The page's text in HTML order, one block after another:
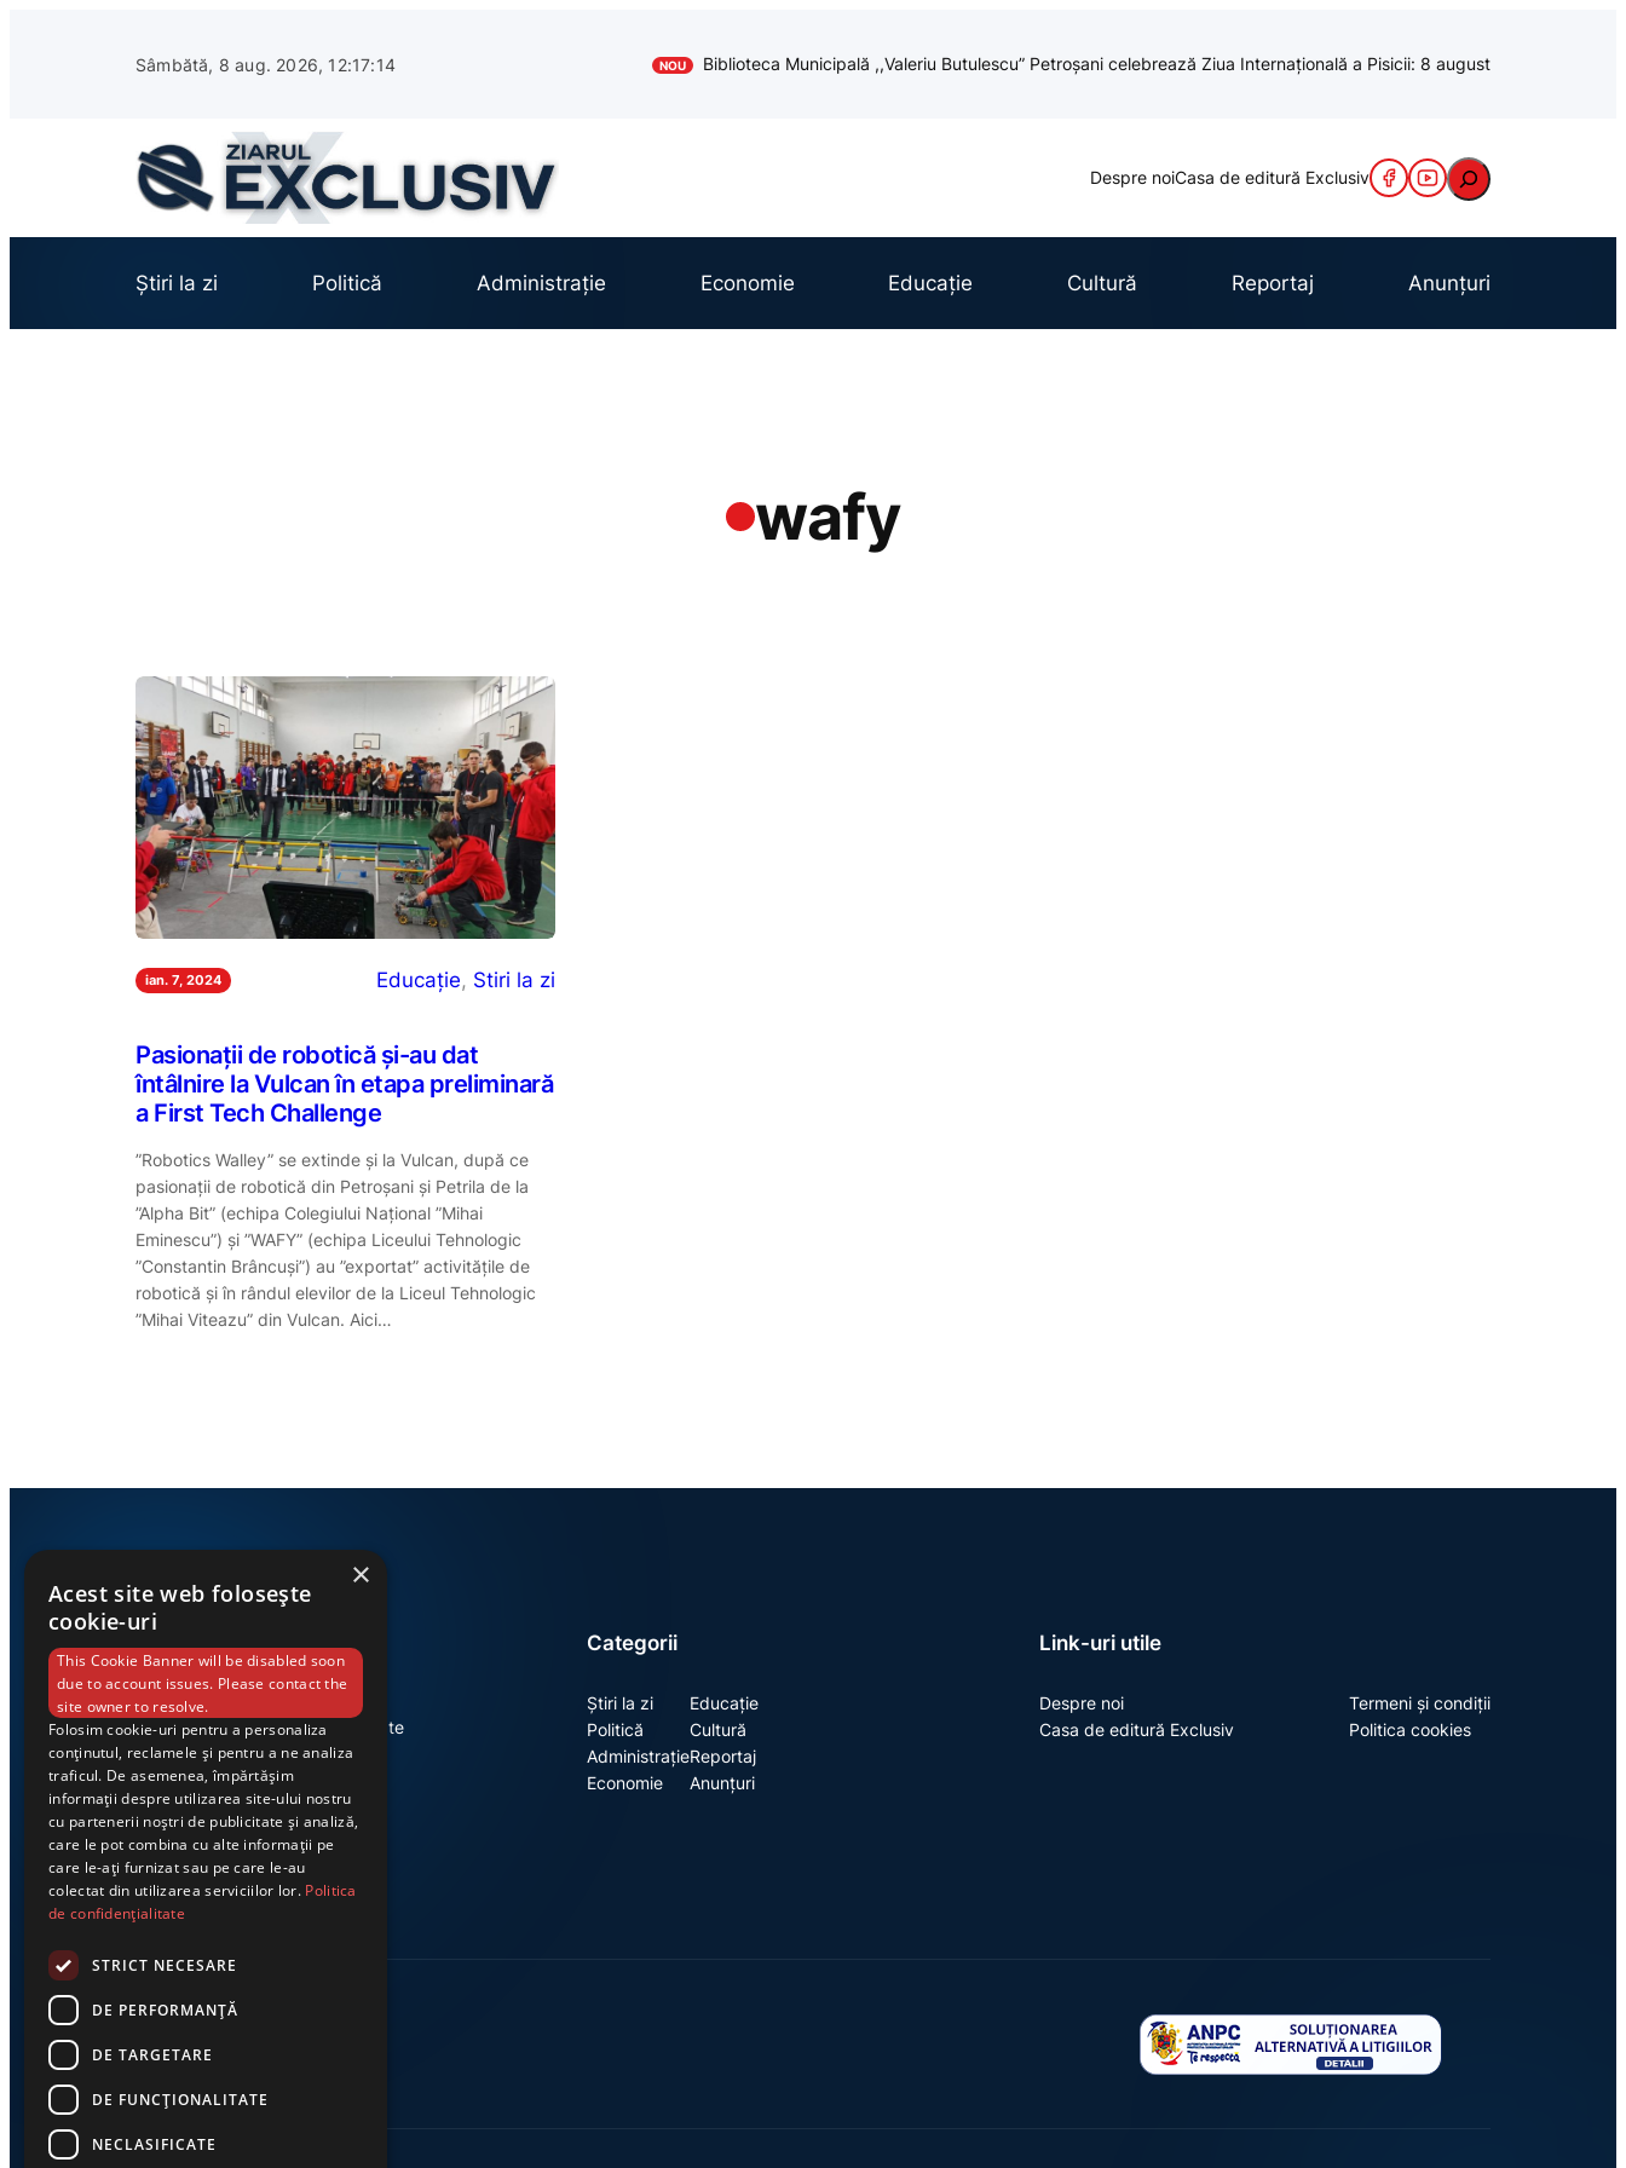
Sâmbătă, 8 aug. 2026, 12:17:15 NOU Biblioteca Municipală ,,Valeriu Butulescu” Petroșani celebrează Ziua Internațională a Pisicii: 8 august
Despre noiCasa de editură Exclusiv Caută
Știri la zi Politică Administrație Economie Educație Cultură Reportaj Anunțuri
wafy
ian. 7, 2024 Educație, Stiri la zi
Pasionații de robotică și-au dat
întâlnire la Vulcan în etapa preliminară
a First Tech Challenge
”Robotics Walley” se extinde și la Vulcan, după ce
pasionații de robotică din Petroșani și Petrila de la
”Alpha Bit” (echipa Colegiului Național ”Mihai
Eminescu”) și ”WAFY” (echipa Liceului Tehnologic
”Constantin Brâncuși”) au ”exportat” activitățile de
robotică și în rândul elevilor de la Liceul Tehnologic
”Mihai Viteazu” din Vulcan. Aici…
Știri din Valea Jiului, prezentate
corect și la timp. Ziarul Exclusiv te
conectează zi de zi la cele mai
importante evenimente din
regiune.
Categorii
Știri la zi
Politică
Administrație
Economie
Educație
Cultură
Reportaj
Anunțuri
Link-uri utile
Despre noi
Casa de editură Exclusiv
Termeni și condiții
Politica cookies
×
Acest site web folosește
cookie-uri
This Cookie Banner will be disabled soon
due to account issues. Please contact the
site owner to resolve.
Folosim cookie-uri pentru a personaliza
conținutul, reclamele și pentru a ne analiza
traficul. De asemenea, împărtășim
informații despre utilizarea site-ului nostru
cu partenerii noștri de publicitate și analiză,
care le pot combina cu alte informații pe
care le-ați furnizat sau pe care le-au
colectat din utilizarea serviciilor lor. Politica
de confidențialitate
STRICT NECESARE
DE PERFORMANȚĂ
DE TARGETARE
DE FUNCŢIONALITATE
NECLASIFICATE